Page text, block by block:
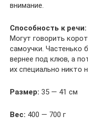
внимание.
Способность к речи:
Могут говорить
самоучки. Частенько
вернее под клюв, а
их специально никто
Размер: 35 — 41 см
Вес: 400 — 700 г